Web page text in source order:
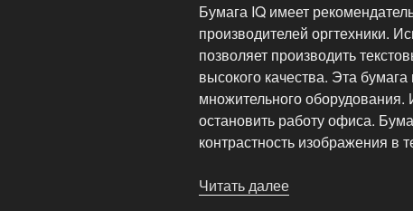
Бумага IQ имеет
производителей оргтехники.
позволяет производить
высокого качества. Эта
множительного
остановить работу офиса.
контрастность изображения в
Читать далее